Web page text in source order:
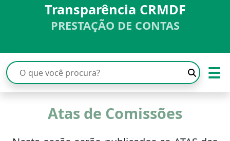
Transparência CRMDF
PRESTAÇÃO DE CONTAS
☰
Atas de Comissões